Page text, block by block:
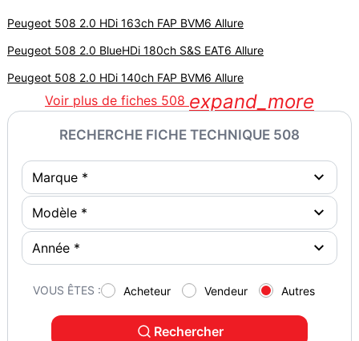
Peugeot 508 2.0 HDi 163ch FAP BVM6 Allure
Peugeot 508 2.0 BlueHDi 180ch S&S EAT6 Allure
Peugeot 508 2.0 HDi 140ch FAP BVM6 Allure
Voir plus de fiches 508 expand_more
RECHERCHE FICHE TECHNIQUE 508
VOUS ÊTES : Acheteur Vendeur Autres
Rechercher